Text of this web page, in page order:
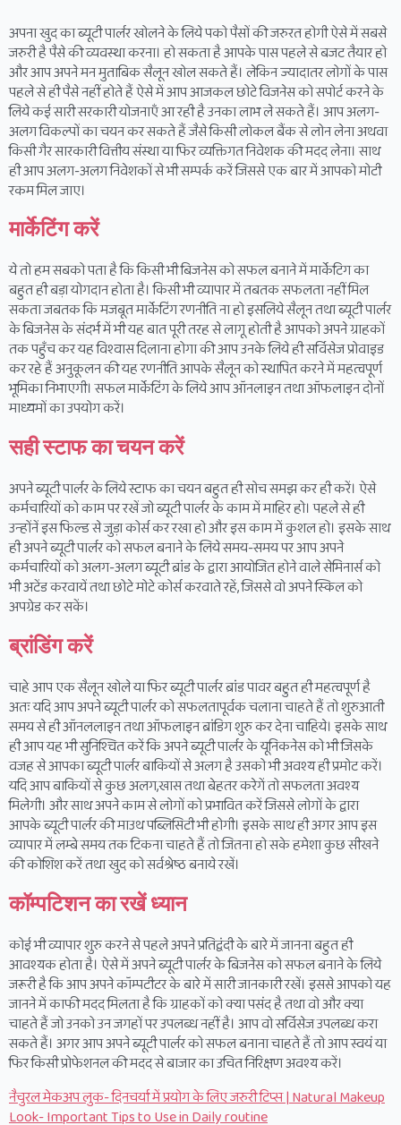
अपना खुद का ब्यूटी पार्लर खोलने के लिये पको पैसों की जरुरत होगी ऐसे में सबसे
जरुरी है पैसे की व्यवस्था करना। हो सकता है आपके पास पहले से बजट तैयार हो
और आप अपने मन मुताबिक सैलून खोल सकते हैं। लेकिन ज्यादातर लोगों के पास
पहले से ही पैसे नहीं होते हैं ऐसे में आप आजकल छोटे विजनेस को सपोर्ट करने के
लिये कई सारी सरकारी योजनाएँ आ रही है उनका लाभ ले सकते हैं। आप अलग-
अलग विकल्पों का चयन कर सकते हैं जैसे किसी लोकल बैंक से लोन लेना अथवा
किसी गैर सारकारी वित्तीय संस्था या फिर व्यक्तिगत निवेशक की मदद लेना। साथ
ही आप अलग-अलग निवेशकों से भी सम्पर्क करें जिससे एक बार में आपको मोटी
रकम मिल जाए।
मार्केटिंग करें
ये तो हम सबको पता है कि किसी भी बिजनेस को सफल बनाने में मार्केटिग का
बहुत ही बड़ा योगदान होता है। किसी भी व्यापार में तबतक सफलता नहीं मिल
सकता जबतक कि मजबूत मार्केटिंग रणनीति ना हो इसलिये सैलून तथा ब्यूटी पार्लर
के बिजनेस के संदर्भ में भी यह बात पूरी तरह से लागू होती है आपको अपने ग्राहकों
तक पहुँच कर यह विश्वास दिलाना होगा की आप उनके लिये ही सर्विसेज प्रोवाइड
कर रहे हैं अनुकूलन की यह रणनीति आपके सैलून को स्थापित करने में महत्वपूर्ण
भूमिका निभाएगी। सफल मार्केटिंग के लिये आप ऑनलाइन तथा ऑफलाइन दोनों
माध्यमों का उपयोग करें।
सही स्टाफ का चयन करें
अपने ब्यूटी पार्लर के लिये स्टाफ का चयन बहुत ही सोच समझ कर ही करें। ऐसे
कर्मचारियों को काम पर रखें जो ब्यूटी पार्लर के काम में माहिर हो। पहले से ही
उन्होंनें इस फिल्ड से जुड़ा कोर्स कर रखा हो और इस काम में कुशल हो। इसके साथ
ही अपने ब्यूटी पार्लर को सफल बनाने के लिये समय-समय पर आप अपने
कर्मचारियों को अलग-अलग ब्यूटी ब्रांड के द्वारा आयोजित होने वाले सेमिनार्स को
भी अटेंड करवायें तथा छोटे मोटे कोर्स करवाते रहें, जिससे वो अपने स्किल को
अपग्रेड कर सकें।
ब्रांडिंग करें
चाहे आप एक सैलून खोले या फिर ब्यूटी पार्लर ब्रांड पावर बहुत ही महत्वपूर्ण है
अतः यदि आप अपने ब्यूटी पार्लर को सफलतापूर्वक चलाना चाहते हैं तो शुरुआती
समय से ही ऑनललाइन तथा ऑफलाइन ब्रांडिग शुरु कर देना चाहिये। इसके साथ
ही आप यह भी सुनिश्चित करें कि अपने ब्यूटी पार्लर के यूनिकनेस को भी जिसके
वजह से आपका ब्यूटी पार्लर बाकियों से अलग है उसको भी अवश्य ही प्रमोट करें।
यदि आप बाकियों से कुछ अलग,खास तथा बेहतर करेगें तो सफलता अवश्य
मिलेगी। और साथ अपने काम से लोगों को प्रभावित करें जिससे लोगों के द्वारा
आपके ब्यूटी पार्लर की माउथ पब्लिसिटी भी होगी। इसके साथ ही अगर आप इस
व्यापार में लम्बे समय तक टिकना चाहते हैं तो जितना हो सके हमेशा कुछ सीखने
की कोशिश करें तथा खुद को सर्वश्रेष्ठ बनाये रखें।
कॉम्पटिशन का रखें ध्यान
कोई भी व्यापार शुरु करने से पहले अपने प्रतिद्वंदी के बारे में जानना बहुत ही
आवश्यक होता है। ऐसे में अपने ब्यूटी पार्लर के बिजनेस को सफल बनाने के लिये
जरूरी है कि आप अपने कॉम्पटीटर के बारे में सारी जानकारी रखें। इससे आपको यह
जानने में काफी मदद मिलता है कि ग्राहकों को क्या पसंद है तथा वो और क्या
चाहते हैं जो उनको उन जगहों पर उपलब्ध नहीं है। आप वो सर्विसेज उपलब्ध करा
सकते हैं। अगर आप अपने ब्यूटी पार्लर को सफल बनाना चाहते हैं तो आप स्वयं या
फिर किसी प्रोफेशनल की मदद से बाजार का उचित निरिक्षण अवश्य करें।
नैचुरल मेकअप लुक- दिनचर्या में प्रयोग के लिए जरुरी टिप्स | Natural Makeup
Look- Important Tips to Use in Daily routine